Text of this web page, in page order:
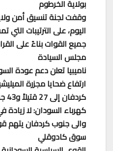
بولاية الخرطوم
وقفت لجنة تنسيق أمن
اليوم، على الترتيبات التي
جميع القوات بناءً على
مجلس السيادة
ناميبيا تعلن دعم عودة
ارتفاع ضحايا مجزرة
كردفان إلى 27 قتيلاً و43 جريحاً
كهرباء السودان: لا زيادة
والى جنوب كردفان يتهم
سوق كادوقلي